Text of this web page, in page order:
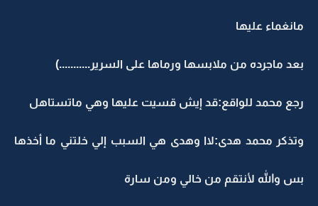
مانغماء عليها
بعد ماجرده من ملابسها ورماها على السرير...........)
رجع محمد للواقع:قد إيش قسيت عليها وهي ماتستاهل
وتذكر محمد هدى:لاا وهدى هي السبب إلي خلتني ما أخذها
بس والله لأنتقم من خالي ومن سارة